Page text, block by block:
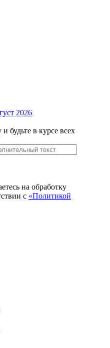
2026
будьте в курсе всех
на обработку
с «Политикой